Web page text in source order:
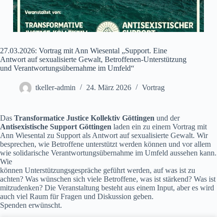
27.03.2026: Vortrag mit Ann Wiesental „Support. Eine
Antwort auf sexualisierte Gewalt, Betroffenen-Unterstützung
und Verantwortungsübernahme im Umfeld“
tkeller-admin 24. März 2026 Vortrag
Das Transformatice Justice Kollektiv Göttingen und der
Antisexistische Support Göttingen laden ein zu einem Vortrag mit
Ann Wiesental zu Support als Antwort auf sexualisierte Gewalt. Wir
besprechen, wie Betroffene unterstützt werden können und vor allem
wie solidarische Verantwortungsübernahme im Umfeld aussehen kann.
Wie
können Unterstützungsgespräche geführt werden, auf was ist zu
achten? Was wünschen sich viele Betroffene, was ist stärkend? Was ist
mitzudenken? Die Veranstaltung besteht aus einem Input, aber es wird
auch viel Raum für Fragen und Diskussion geben.
Spenden erwünscht.